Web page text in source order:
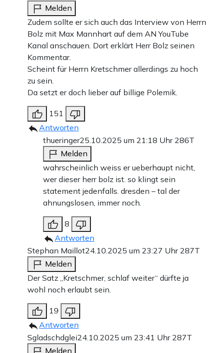
Melden
Zudem sollte er sich auch das Interview von Herrn
Bolz mit Max Mannhart auf dem AN YouTube
Kanal anschauen. Dort erklärt Herr Bolz seinen
Kommentar.
Scheint für Herrn Kretschmer allerdings zu hoch
zu sein.
Da setzt er doch lieber auf billige Polemik.
151
Antworten
thueringer25.10.2025 um 21:18 Uhr 286T
Melden
wahrscheinlich weiss er ueberhaupt nicht,
wer dieser herr bolz ist. so klingt sein
statement jedenfalls. dresden – tal der
ahnungslosen, immer noch.
8
Antworten
Stephan Maillot24.10.2025 um 23:27 Uhr 287T
Melden
Der Satz „Kretschmer, schlaf weiter“ dürfte ja
wohl noch erlaubt sein.
19
Antworten
Sgladschdglei24.10.2025 um 23:41 Uhr 287T
Melden